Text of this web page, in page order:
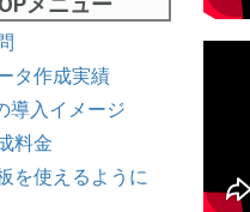
タ作成実績
導入イメージ
料金
を使えるように